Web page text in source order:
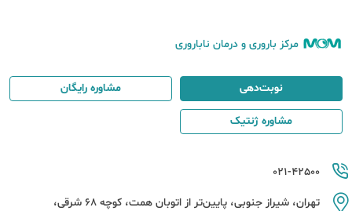
مرکز باروری و درمان ناباروری
021-42500
تهران، شیراز جنوبی، پایین‌تر از اتوبان همت، کوچه 68 شرقی،
نوبت‌دهی مشاوره رایگان
مشاوره ژنتیک